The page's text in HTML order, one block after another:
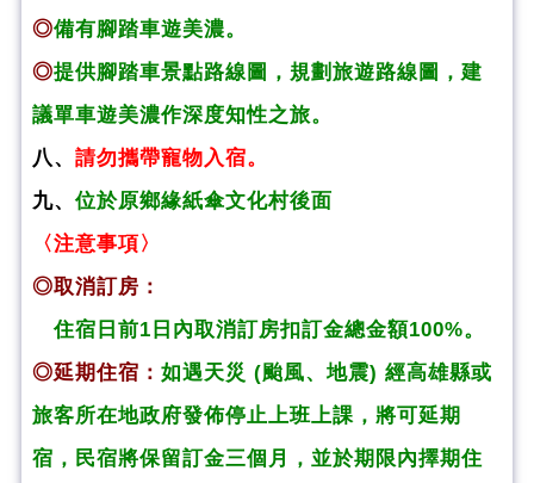
◎備有腳踏車遊美濃。
◎提供腳踏車景點路線圖，規劃旅遊路線圖，建
議單車遊美濃作深度知性之旅。
八、 請勿攜帶寵物入宿。
九、 位於原鄉緣紙傘文化村後面
〈注意事項〉
◎取消訂房：
住宿日前1日內取消訂房扣訂金總金額100%。
◎延期住宿： 如遇天災 (颱風、地震) 經高雄縣或
旅客所在地政府發佈停止上班上課，將可延期
宿，民宿將保留訂金三個月，並於期限內擇期住